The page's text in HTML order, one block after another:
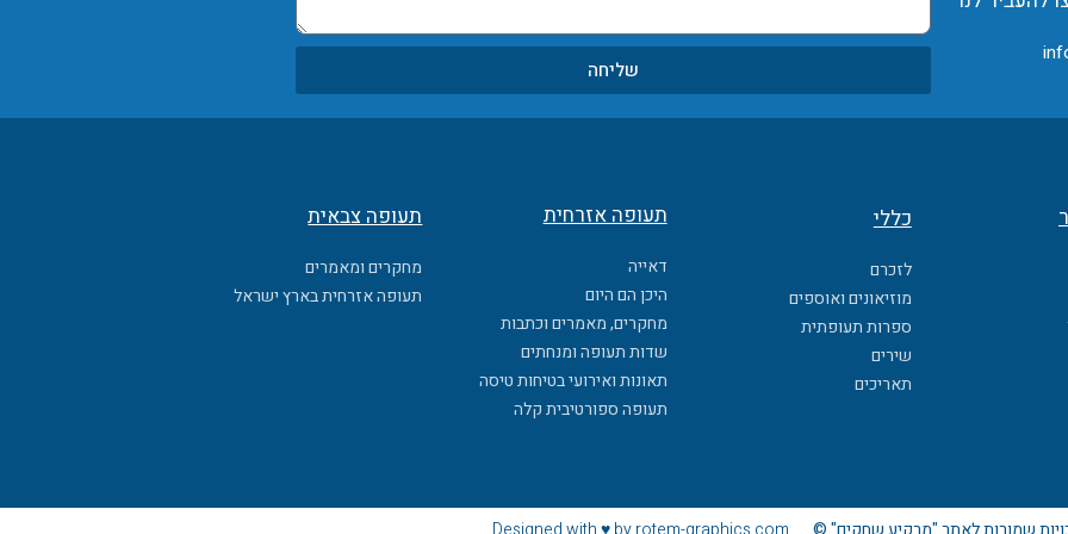
שליחה
כללי
לזכרם
מוזיאונים ואוספים
ספרות תעופתית
שירים
תאריכים
תעופה אזרחית
דאייה
היכן הם היום
מחקרים, מאמרים וכתבות
שדות תעופה ומנחתים
תאונות ואירועי בטיחות טיסה
תעופה ספורטיבית קלה
תעופה צבאית
מחקרים ומאמרים
תעופה אזרחית בארץ ישראל